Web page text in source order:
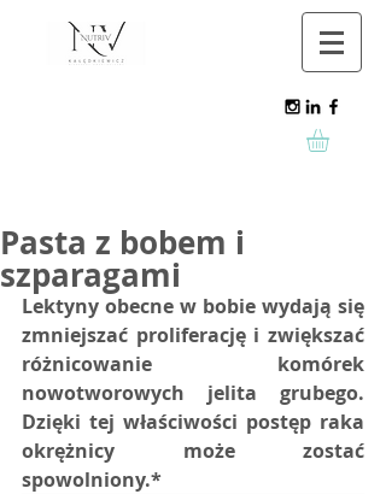
Pasta z bobem i
szparagami
Lektyny obecne w bobie wydają się
zmniejszać proliferację i zwiększać
różnicowanie komórek
nowotworowych jelita grubego.
Dzięki tej właściwości postęp raka
okrężnicy może zostać
spowolniony.*